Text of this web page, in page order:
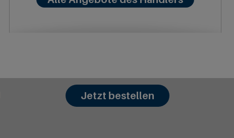
Jetzt bestellen